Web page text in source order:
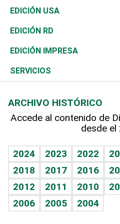
Reportajes
África
Ocenanía
Caribe
Resto del mundo
Vivienda
Telecom.
Global y variable
Economía personal
Buena Vida
Sociales
Novedades
Podcast Arte Libre
Hablando con el pediatra
Vida y familia
Eñe
Celebrando la vida
Sin complejos
Ciclismo
Tenis
Olimpismo
Más deportes
Línea de hit
BRV
TBT Deportivo
De buena tinta
En Directo
Frente al Statu Quo
El Espía
Más firmas
Tecnología
Historia
Despertando al gigante
Cambio climático
Economía
Revista
Deportes
Opinión
Hecho en casa
Guía del dinero
EDICIÓN USA
EDICIÓN RD
EDICIÓN IMPRESA
SERVICIOS
Cumpleaños
Horóscopos
Juegos
ARCHIVO HISTÓRICO
Accede al contenido de
desde el
2024 2023 2022
2018
2017 2016
2012
2011 2010
2006
2005 2004